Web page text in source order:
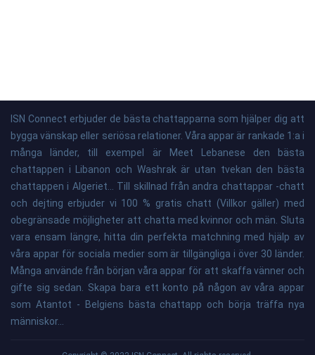
ISN Connect erbjuder de bästa chattapparna som hjälper dig att
bygga vänskap eller seriösa relationer. Våra appar är rankade 1:a i
många länder, till exempel är Meet Lebanese den bästa
chattappen i Libanon och Washrak är utan tvekan den bästa
chattappen i Algeriet... Till skillnad från andra chattappar -chatt
och dejting erbjuder vi 100 % gratis chatt (Villkor gäller) med
obegränsade möjligheter att chatta med kvinnor och män. Sluta
vara ensam längre, hitta din perfekta matchning med hjälp av
våra appar för sociala medier som är tillgängliga i över 30 länder.
Många använde från början våra appar för att skaffa vänner och
gifte sig sedan. Skapa bara ett konto på någon av våra appar
som Atantot - Belgiens bästa chattapp och börja träffa nya
människor...